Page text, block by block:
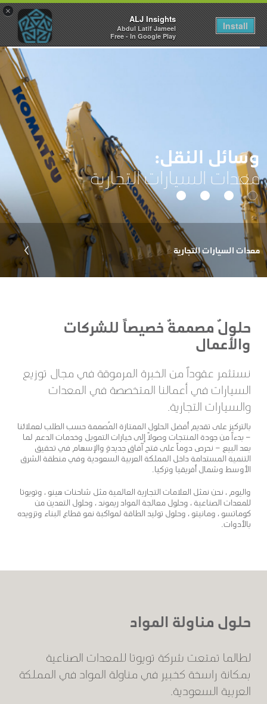
×
ALJ Insights
Abdul Latif Jameel
Free - In Google Play
Install
Toggle
navigation
وسائل النقل:
معدات السيارات التجارية
معدات السيارات التجارية
حلولٌ مصممةٌ خصيصاً للشركات
والأعمال
نستثمر عقوداً من الخبرة المرموقة في مجال توزيع
السيارات في أعمالنا المتخصصة في المعدات
والسيارات التجارية.
بالتركيز على تقديم أفضل الحلول الممتازة المُصممة حسب الطلب لعملائنا
– بدءاً من جودة المنتجات وصولاً إلى خيارات التمويل وخدمات الدعم لما
بعد البيع – نحرص دوماً على فتح آفاقٍ جديدةٍ والإسهام في تحقيق
التنمية المستدامة داخل المملكة العربية السعودية وفي منطقة الشرق
الأوسط وشمال أفريقيا وتركيا.
واليوم ، نحن نمثل العلامات التجارية العالمية مثل شاحنات هينو ، وتويوتا
للمعدات الصناعية ، وحلول معالجة المواد ريموند ، وحلول التعدين من
كوماتسو ، ومانيتو ، وحلول توليد الطاقة لمواكبة نمو قطاع البناء وتزويده
بالأدوات.
حلول مناولة المواد
لطالما تمتعت شركة تويوتا للمعدات الصناعية
بمكانة راسخة كخبير في مناولة المواد في المملكة
العربية السعودية.